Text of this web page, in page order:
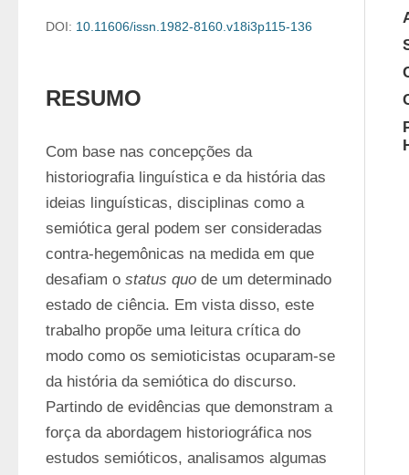
DOI: 10.11606/issn.1982-8160.v18i3p115-136
RESUMO
Com base nas concepções da
historiografia linguística e da história das
ideias linguísticas, disciplinas como a
semiótica geral podem ser consideradas
contra-hegemônicas na medida em que
desafiam o status quo de um determinado
estado de ciência. Em vista disso, este
trabalho propõe uma leitura crítica do
modo como os semioticistas ocuparam-se
da história da semiótica do discurso.
Partindo de evidências que demonstram a
força da abordagem historiográfica nos
estudos semióticos, analisamos algumas